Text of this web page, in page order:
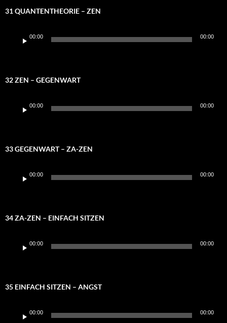
31 QUANTENTHEORIE – ZEN
Player
00:00 00:00
32 ZEN – GEGENWART
Player
00:00 00:00
33 GEGENWART – ZA-ZEN
Player
00:00 00:00
34 ZA-ZEN – EINFACH SITZEN
Player
00:00 00:00
35 EINFACH SITZEN – ANGST
Player
00:00 00:00